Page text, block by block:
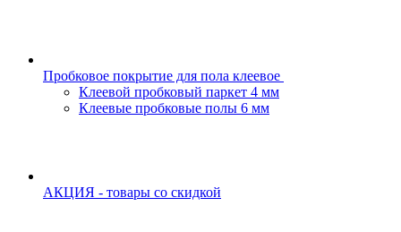
Пробковое покрытие для пола клеевое
Клеевой пробковый паркет 4 мм
Клеевые пробковые полы 6 мм
АКЦИЯ - товары со скидкой